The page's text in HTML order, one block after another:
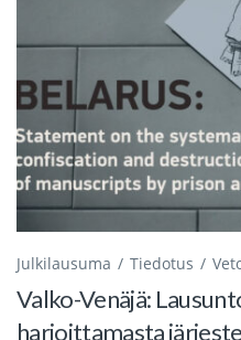
Julkilausuma Tiedotus
Valko-Venäjä:
harjoittamasta